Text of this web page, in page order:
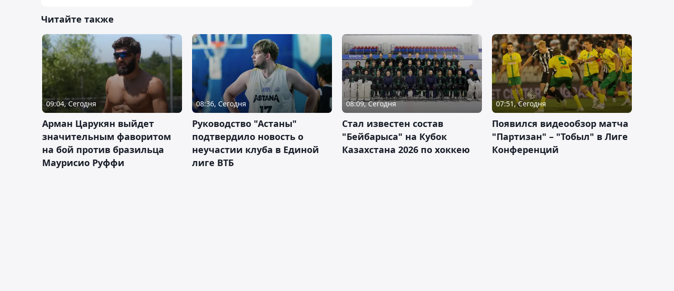
Читайте также
09:04, Сегодня
Арман Царукян выйдет
значительным фаворитом
на бой против бразильца
Маурисио Руффи
08:36, Сегодня
Руководство "Астаны"
подтвердило новость о
неучастии клуба в Единой
лиге ВТБ
08:09, Сегодня
Стал известен состав
"Бейбарыса" на Кубок
Казахстана 2026 по хоккею
07:51, Сегодня
Появился видеообзор матча
"Партизан" – "Тобыл" в Лиге
Конференций